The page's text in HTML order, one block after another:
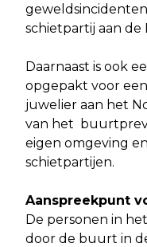
schietpartij aan de
Daarnaast is ook
opgepakt voor
juwelier aan het
van het
eigen omgeving
schietpartijen.
Aanspreekpunt
De personen in
door de buurt in